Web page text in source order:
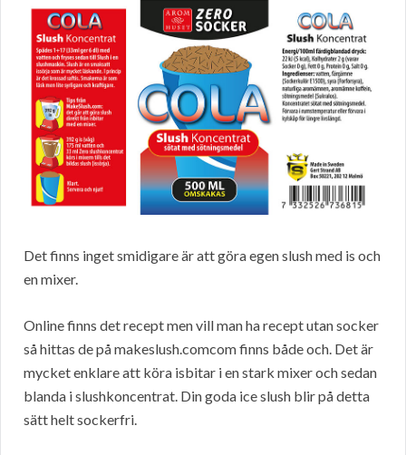
Det finns inget smidigare är att göra egen slush med is och
en mixer.
Online finns det recept men vill man ha recept utan socker
så hittas de på makeslush.comcom finns både och. Det är
mycket enklare att köra isbitar i en stark mixer och sedan
blanda i slushkoncentrat. Din goda ice slush blir på detta
sätt helt sockerfri.